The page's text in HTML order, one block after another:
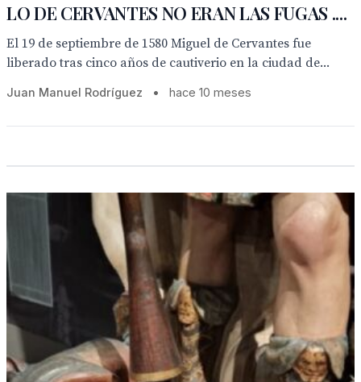
LO DE CERVANTES NO ERAN LAS FUGAS ....
El 19 de septiembre de 1580 Miguel de Cervantes fue
liberado tras cinco años de cautiverio en la ciudad de...
Juan Manuel Rodríguez • hace 10 meses